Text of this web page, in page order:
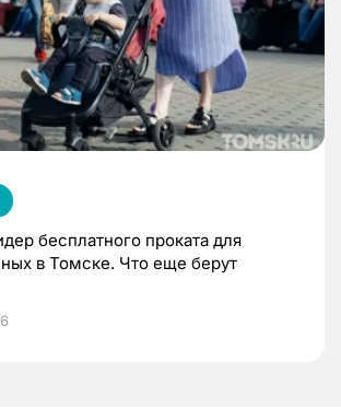
бесплатного проката для
в Томске. Что еще берут